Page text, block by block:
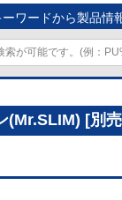
ーワードから製品情
(Mr.SLIM) [別